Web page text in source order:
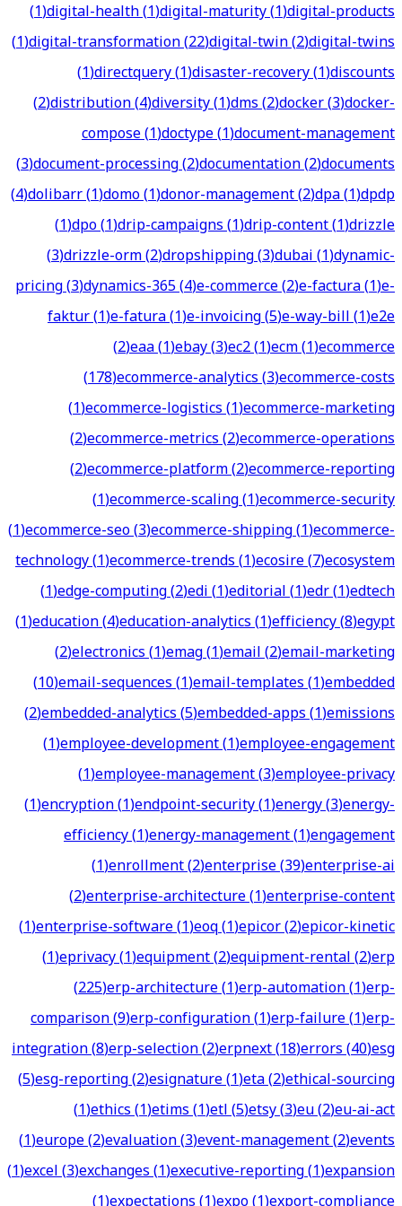
(1)digital-health(1)digital-maturity(1)digital-products
(1)digital-transformation(22)digital-twin(2)digital-twins
(1)directquery(1)disaster-recovery(1)discounts
(2)distribution(4)diversity(1)dms(2)docker(3)docker-
compose(1)doctype(1)document-management
(3)document-processing(2)documentation(2)documents
(4)dolibarr(1)domo(1)donor-management(2)dpa(1)dpdp
(1)dpo(1)drip-campaigns(1)drip-content(1)drizzle
(3)drizzle-orm(2)dropshipping(3)dubai(1)dynamic-
pricing(3)dynamics-365(4)e-commerce(2)e-factura(1)e-
faktur(1)e-fatura(1)e-invoicing(5)e-way-bill(1)e2e
(2)eaa(1)ebay(3)ec2(1)ecm(1)ecommerce
(178)ecommerce-analytics(3)ecommerce-costs
(1)ecommerce-logistics(1)ecommerce-marketing
(2)ecommerce-metrics(2)ecommerce-operations
(2)ecommerce-platform(2)ecommerce-reporting
(1)ecommerce-scaling(1)ecommerce-security
(1)ecommerce-seo(3)ecommerce-shipping(1)ecommerce-
technology(1)ecommerce-trends(1)ecosire(7)ecosystem
(1)edge-computing(2)edi(1)editorial(1)edr(1)edtech
(1)education(4)education-analytics(1)efficiency(8)egypt
(2)electronics(1)emag(1)email(2)email-marketing
(10)email-sequences(1)email-templates(1)embedded
(2)embedded-analytics(5)embedded-apps(1)emissions
(1)employee-development(1)employee-engagement
(1)employee-management(3)employee-privacy
(1)encryption(1)endpoint-security(1)energy(3)energy-
efficiency(1)energy-management(1)engagement
(1)enrollment(2)enterprise(39)enterprise-ai
(2)enterprise-architecture(1)enterprise-content
(1)enterprise-software(1)eoq(1)epicor(2)epicor-kinetic
(1)eprivacy(1)equipment(2)equipment-rental(2)erp
(225)erp-architecture(1)erp-automation(1)erp-
comparison(9)erp-configuration(1)erp-failure(1)erp-
integration(8)erp-selection(2)erpnext(18)errors(40)esg
(5)esg-reporting(2)esignature(1)eta(2)ethical-sourcing
(1)ethics(1)etims(1)etl(5)etsy(3)eu(2)eu-ai-act
(1)europe(2)evaluation(3)event-management(2)events
(1)excel(3)exchanges(1)executive-reporting(1)expansion